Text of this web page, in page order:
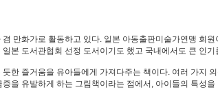
만화가로 활동하고 있다. 일본 아동출판미술가연맹 회
본 도서관협회 선정 도서이기도 했고 국내에서도 큰 인기
한 즐거움을 유아들에게 가져다주는 책이다. 여러 가지
을 유발하게 하는 그림책이라는 점에서, 아이들의 특성